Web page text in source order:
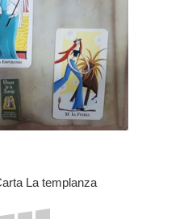
La templanza